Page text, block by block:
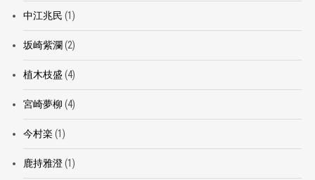
中江兆民 (1)
坂崎紫瀾 (2)
植木枝盛 (4)
宮崎夢柳 (4)
今村楽 (1)
鹿持雅澄(1)